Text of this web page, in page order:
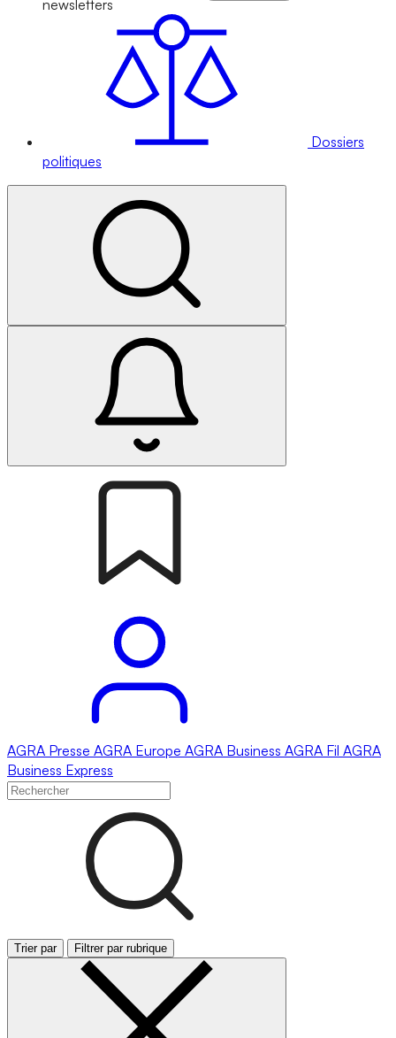
newsletters
Dossiers
politiques
AGRA Presse AGRA Europe AGRA Business AGRA Fil AGRA
Business Express
Trier par Filtrer par rubrique